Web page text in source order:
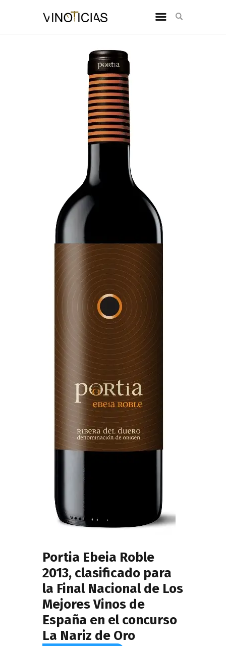
Portia Ebeia Roble
2013, clasificado para
la Final Nacional de Los
Mejores Vinos de
España en el concurso
La Nariz de Oro